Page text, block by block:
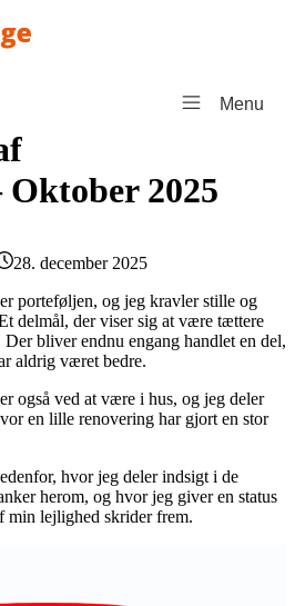
Menu
2025
28. december 2025
porteføljen, og jeg kravler stille og
delmål, der viser sig at være tættere
bliver endnu engang handlet en del,
aldrig været bedre.
også ved at være i hus, og jeg deler
en lille renovering har gjort en stor
hvor jeg deler indsigt i de
herom, og hvor jeg giver en status
min lejlighed skrider frem.